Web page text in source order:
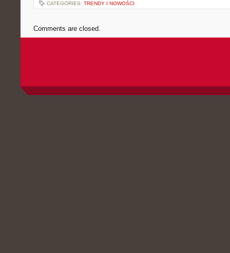
CATEGORIES: TRENDY I NOWOŚCI
Comments are closed.